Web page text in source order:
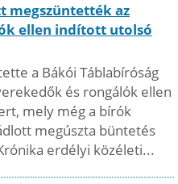
megszüntették az
ellen indított utolsó
a Bákói Táblabíróság
és rongálók ellen
mely még a bírók
megúszta büntetés
erdélyi közéleti...